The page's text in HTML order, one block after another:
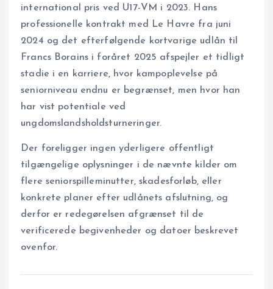
international pris ved U17-VM i 2023. Hans
professionelle kontrakt med Le Havre fra juni
2024 og det efterfølgende kortvarige udlån til
Francs Borains i foråret 2025 afspejler et tidligt
stadie i en karriere, hvor kampoplevelse på
seniorniveau endnu er begrænset, men hvor han
har vist potentiale ved
ungdomslandsholdsturneringer.
Der foreligger ingen yderligere offentligt
tilgængelige oplysninger i de nævnte kilder om
flere seniorspilleminutter, skadesforløb, eller
konkrete planer efter udlånets afslutning, og
derfor er redegørelsen afgrænset til de
verificerede begivenheder og datoer beskrevet
ovenfor.